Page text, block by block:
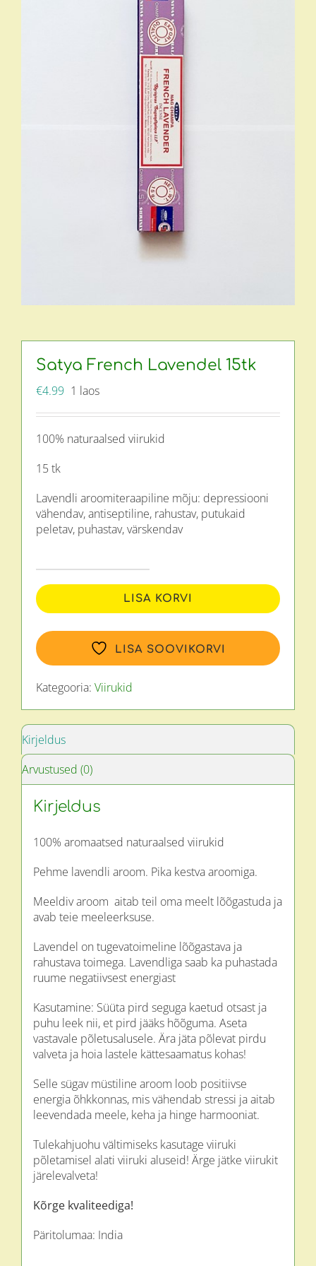
Satya French Lavendel 15tk
€4.99 1 laos
100% naturaalsed viirukid
15 tk
Lavendli aroomiteraapiline mõju: depressiooni
vähendav, antiseptiline, rahustav, putukaid
peletav, puhastav, värskendav
French
Lavendel
kogus
LISA KORVI
LISA SOOVIKORVI
Kategooria: Viirukid
Kirjeldus
Arvustused (0)
Kirjeldus
100% aromaatsed naturaalsed viirukid
Pehme lavendli aroom. Pika kestva aroomiga.
Meeldiv aroom aitab teil oma meelt lõõgastuda ja
avab teie meeleerksuse.
Lavendel on tugevatoimeline lõõgastava ja
rahustava toimega. Lavendliga saab ka puhastada
ruume negatiivsest energiast
Kasutamine: Süüta pird seguga kaetud otsast ja
puhu leek nii, et pird jääks hõõguma. Aseta
vastavale põletusalusele. Ära jäta põlevat pirdu
valveta ja hoia lastele kättesaamatus kohas!
Selle sügav müstiline aroom loob positiivse
energia õhkkonnas, mis vähendab stressi ja aitab
leevendada meele, keha ja hinge harmooniat.
Tulekahjuohu vältimiseks kasutage viiruki
põletamisel alati viiruki aluseid! Ärge jätke viirukit
järelevalveta!
Kõrge kvaliteediga!
Päritolumaa: India